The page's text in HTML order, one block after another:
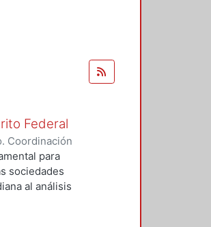
Federal
Coordinación
para
sociedades
al análisis